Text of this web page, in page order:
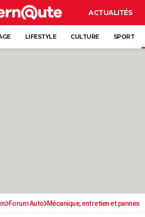
ACTUALITÉS
LIFESTYLE CULTURE SPORT
Forum Auto Mécanique, entretien et pannes